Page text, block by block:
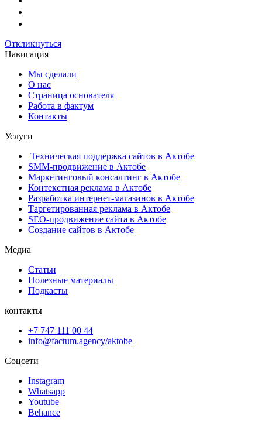
Откликнуться
Навигация
Мы сделали
О нас
Страница основателя
Работа в фактум
Контакты
Услуги
Техническая поддержка сайтов в Актобе
SMM-продвижение в Актобе
Маркетинговый консалтинг в Актобе
Контекстная реклама в Актобе
Разработка интернет-магазинов в Актобе
Таргетированная реклама в Актобе
SEO-продвижение сайта в Актобе
Создание сайтов в Актобе
Медиа
Статьи
Полезные материалы
Подкасты
контакты
+7 747 111 00 44
info@factum.agency/aktobe
Соцсети
Instagram
Whatsapp
Youtube
Behance